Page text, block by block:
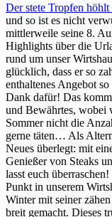
Der stete Tropfen höhlt
und so ist es nicht
mittlerweile seine 8.
Highlights über die
rund um unser
glücklich, dass er so
enthaltenes Angebot
Dank dafür! Das
und Bewährtes, wobei
Sommer nicht die
gerne täten… Als
Neues überlegt: mit
Genießer von Steaks
lasst euch
Punkt in unserem
Winter mit seiner
breit gemacht. Dieses